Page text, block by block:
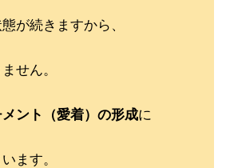
が続きますから、
せん。
ント（愛着）の形成に
ます。